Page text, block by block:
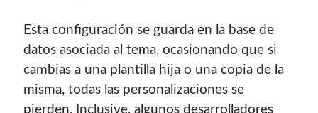
Esta configuración se guarda en la base de
datos asociada al tema, ocasionando que si
cambias a una plantilla hija o una copia de la
misma, todas las personalizaciones se
pierden. Inclusive, algunos desarrolladores